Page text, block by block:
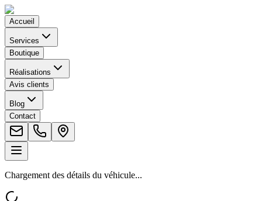
Accueil
Services
Boutique
Réalisations
Avis clients
Blog
Contact
Chargement des détails du véhicule...